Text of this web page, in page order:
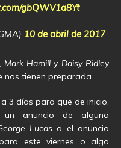
gbQWV1a8Yt
10 de abril de 2017
Mark Hamill y Daisy Ridley
nos tienen preparada.
a 3 días para que de inicio,
anuncio de alguna
Lucas o el anuncio
este viernes o algo